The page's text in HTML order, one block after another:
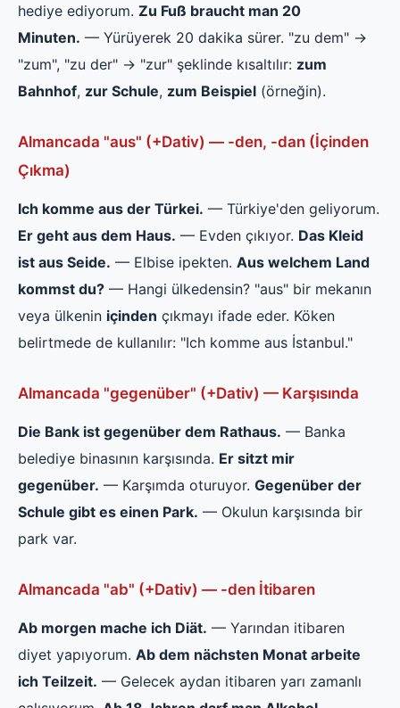
hediye ediyorum. Zu Fuß braucht man 20
Minuten. — Yürüyerek 20 dakika sürer. "zu dem" →
"zum", "zu der" → "zur" şeklinde kısaltılır: zum
Bahnhof, zur Schule, zum Beispiel (örneğin).
Almancada "aus" (+Dativ) — -den, -dan (İçinden
Çıkma)
Ich komme aus der Türkei. — Türkiye'den geliyorum.
Er geht aus dem Haus. — Evden çıkıyor. Das Kleid
ist aus Seide. — Elbise ipekten. Aus welchem Land
kommst du? — Hangi ülkedensin? "aus" bir mekanın
veya ülkenin içinden çıkmayı ifade eder. Köken
belirtmede de kullanılır: "Ich komme aus İstanbul."
Almancada "gegenüber" (+Dativ) — Karşısında
Die Bank ist gegenüber dem Rathaus. — Banka
belediye binasının karşısında. Er sitzt mir
gegenüber. — Karşımda oturuyor. Gegenüber der
Schule gibt es einen Park. — Okulun karşısında bir
park var.
Almancada "ab" (+Dativ) — -den İtibaren
Ab morgen mache ich Diät. — Yarından itibaren
diyet yapıyorum. Ab dem nächsten Monat arbeite
ich Teilzeit. — Gelecek aydan itibaren yarı zamanlı